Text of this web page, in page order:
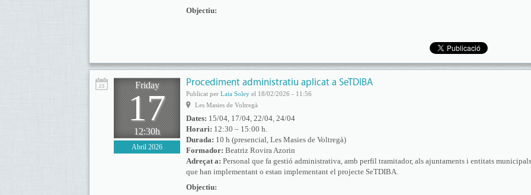
Objectiu:
Friday
17
12:30h
Abril 2026
Procediment administratiu aplicat a SeTDIBA
Publicat per Laia Soley el 18/02/2026 - 11:56
Les Masies de Voltregà
Dates: 15/04, 17/04, 22/04, 24/04
Horari: 12:30 – 15:00 h.
Durada: 10 h (presencial, Les Masies de Voltregà)
Formador: Beatriz Rovira Azorin
Adreçat a: Personal que fa gestió administrativa, amb perfil tramitador, als ajuntaments i entitats municipals
que han implementant o estan implementant el projecte SeTDIBA.
Objectiu: